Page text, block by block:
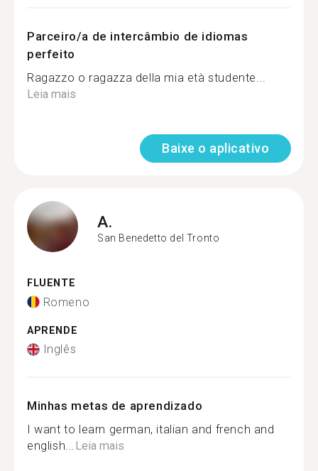
Parceiro/a de intercâmbio de idiomas
perfeito
Ragazzo o ragazza della mia età studente...
Leia mais
Baixe o aplicativo
A.
San Benedetto del Tronto
FLUENTE
Romeno
APRENDE
Inglês
Minhas metas de aprendizado
I want to learn german, italian and french and
english...Leia mais